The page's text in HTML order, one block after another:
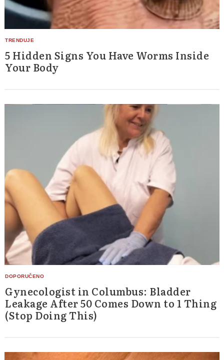
5 Hidden Signs You Have Worms Inside
Your Body
Gynecologist in Columbus: Bladder
Leakage After 50 Comes Down to 1 Thing
(Stop Doing This)